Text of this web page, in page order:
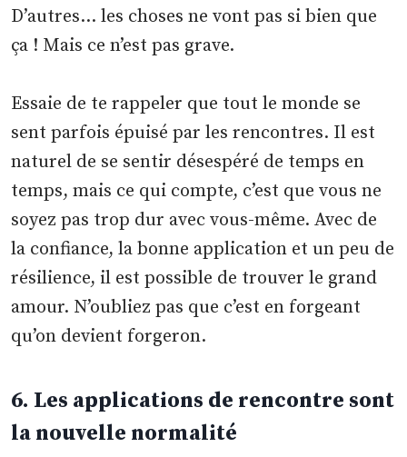
D’autres… les choses ne vont pas si bien que
ça ! Mais ce n’est pas grave.
Essaie de te rappeler que tout le monde se
sent parfois épuisé par les rencontres. Il est
naturel de se sentir désespéré de temps en
temps, mais ce qui compte, c’est que vous ne
soyez pas trop dur avec vous-même. Avec de
la confiance, la bonne application et un peu de
résilience, il est possible de trouver le grand
amour. N’oubliez pas que c’est en forgeant
qu’on devient forgeron.
6. Les applications de rencontre sont
la nouvelle normalité